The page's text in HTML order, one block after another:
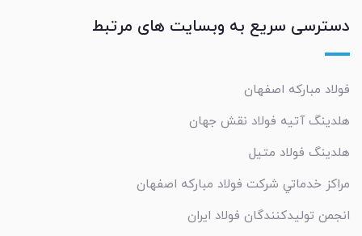
دسترسی سریع به وبسایت های مرتبط
فولاد مبارکه اصفهان
هلدینگ آتیه فولاد نقش جهان
هلدینگ فولاد متیل
مراکز خدماتي شرکت فولاد مبارکه اصفهان
انجمن تولیدکنندگان فولاد ایران